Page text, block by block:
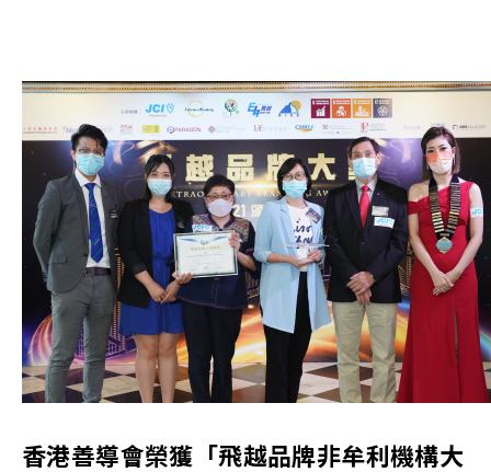
香港善導會榮獲「飛越品牌非牟利機構大